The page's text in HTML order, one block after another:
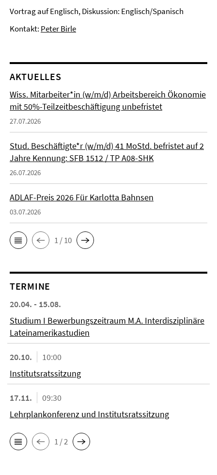
Vortrag auf Englisch, Diskussion: Englisch/Spanisch
Kontakt: Peter Birle
AKTUELLES
Wiss. Mitarbeiter*in (w/m/d) Arbeitsbereich Ökonomie
mit 50%-Teilzeitbeschäftigung unbefristet
27.07.2026
Stud. Beschäftigte*r (w/m/d) 41 MoStd. befristet auf 2
Jahre Kennung: SFB 1512 / TP A08-SHK
26.07.2026
ADLAF-Preis 2026 Für Karlotta Bahnsen
03.07.2026
1 / 10
TERMINE
20.04. - 15.08.
Studium I Bewerbungszeitraum M.A. Interdisziplinäre
Lateinamerikastudien
20.10.
10:00
Institutsratssitzung
17.11.
09:30
Lehrplankonferenz und Institutsratssitzung
1 / 2